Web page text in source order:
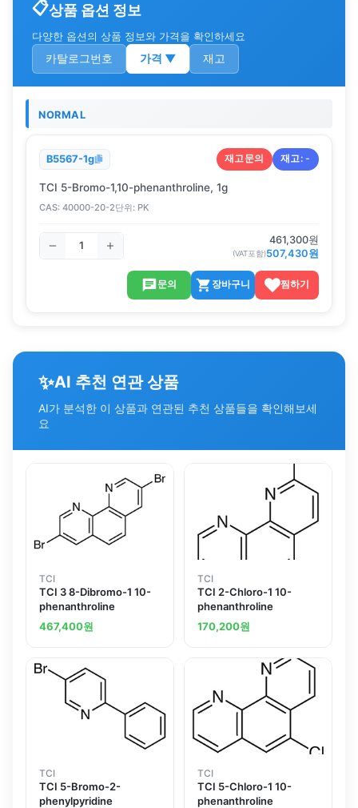
상품 옵션 정보
다양한 옵션의 상품 정보와 가격을 확인하세요
카탈로그번호 가격 ▼ 재고
NORMAL
B5567-1g 재고문의 재고:-
TCI 5-Bromo-1,10-phenanthroline, 1g
CAS: 40000-20-2단위: PK
461,300원
(VAT포함)507,430원
문의 장바구니 찜하기
✨AI 추천 연관 상품
AI가 분석한 이 상품과 연관된 추천 상품들을 확인해보세
요
TCI
TCI 3 8-Dibromo-1 10-
phenanthroline
467,400원
TCI
TCI 2-Chloro-1 10-
phenanthroline
170,200원
TCI
TCI 5-Bromo-2-
phenylpyridine
TCI
TCI 5-Chloro-1 10-
phenanthroline